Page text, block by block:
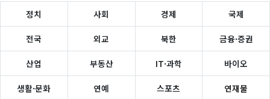
정치 사회 경제 국제
전국 외교 북한 금융·증권
산업 부동산 IT·과학 바이오
생활·문화 연예 스포츠 연재물